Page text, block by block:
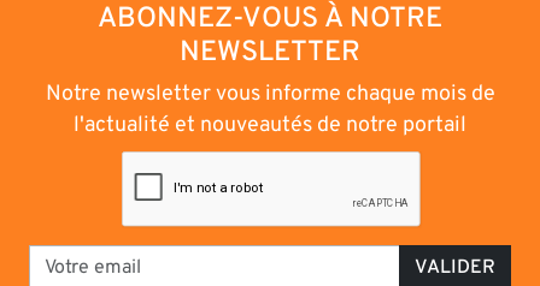
ABONNEZ-VOUS À NOTRE
NEWSLETTER
Notre newsletter vous informe chaque mois de
l'actualité et nouveautés de notre portail
VALIDER